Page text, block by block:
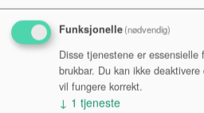
Funksjonelle(nødvendig)
Disse tjenestene er
brukbar. Du kan ikke
vil fungere korrekt.
↓ 1 tjeneste